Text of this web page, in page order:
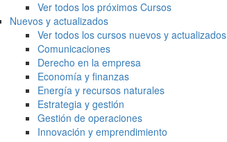
Ver todos los próximos Cursos
Nuevos y actualizados
Ver todos los cursos nuevos y actualizados
Comunicaciones
Derecho en la empresa
Economía y finanzas
Energía y recursos naturales
Estrategia y gestión
Gestión de operaciones
Innovación y emprendimiento